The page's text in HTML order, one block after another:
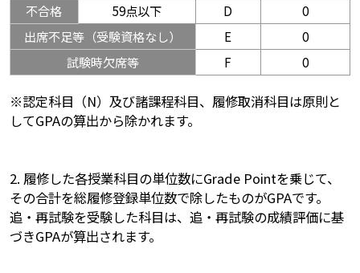
不合格
59点以下 D
0
出席不足等（受験資格なし）
E
0
試験時欠席等
F 0
※認定科目（N）及び諸課程科目、履修取消科目は原則と
してGPAの算出から除かれます。
2. 履修した各授業科目の単位数にGrade Pointを乗じて、
その合計を総履修登録単位数で除したものがGPAです。
追・再試験を受験した科目は、追・再試験の成績評価に基
づきGPAが算出されます。